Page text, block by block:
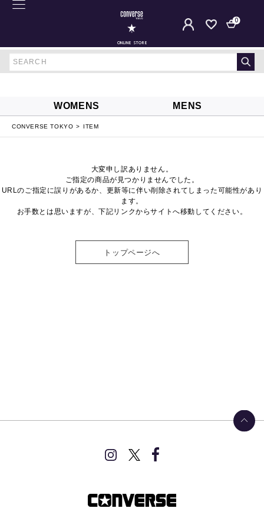
ONLINE STORE
0
WOMENS MENS
CONVERSE TOKYO ITEM
大変申し訳ありません。
ご指定の商品が見つかりませんでした。
URLのご指定に誤りがあるか、更新等に伴い削除されてしまった可能性があり
ます。
お手数とは思いますが、下記リンクからサイトへ移動してください。
トップページへ